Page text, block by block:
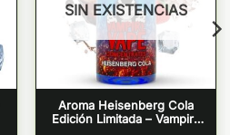
SIN EXISTENCIAS
Aroma Heisenberg Cola
Edición Limitada – Vampire